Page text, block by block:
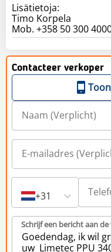
Lisätietoja:
Timo Korpela
Mob. +358 50 300
Contacteer verkoper
+31
Schrijf een bericht aan